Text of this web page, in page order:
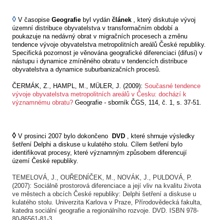
◊ V časopise Geografie byl vydán článek , který diskutuje vývoj
územní distribuce obyvatelstva v transformačním období a
poukazuje na nedávný obrat v migračních procesech a změnu
tendence vývoje obyvatelstva metropolitních areálů České republiky.
Specifická pozornost je věnována geografické diferenciaci (difusi) v
nástupu i dynamice zmíněného obratu v tendencích distribuce
obyvatelstva a dynamice suburbanizačních procesů.
ČERMÁK, Z., HAMPL, M., MÜLER, J. (2009): Současné tendence
vývoje obyvatelstva metropolitních areálů v Česku: dochází k
významnému obratu? Geografie - sborník ČGS, 114, č. 1, s. 37-51.
◊ V prosinci 2007 bylo dokončeno DVD , které shrnuje výsledky
šetření Delphi a diskuse u kulatého stolu. Cílem šetření bylo
identifikovat procesy, které významným způsobem diferencují
území České republiky.
TEMELOVÁ, J., OUŘEDNÍČEK, M., NOVÁK, J., PULDOVÁ, P.
(2007): Sociálně prostorová diferenciace a její vliv na kvalitu života
ve městech a obcích České republiky: Delphi šetření a diskuse u
kulatého stolu. Univerzita Karlova v Praze, Přírodovědecká fakulta,
katedra sociální geografie a regionálního rozvoje. DVD. ISBN 978-